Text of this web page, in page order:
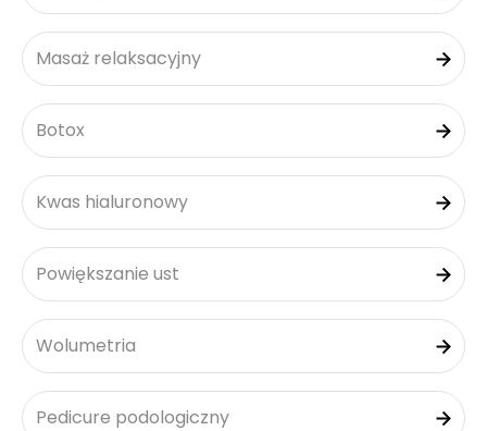
Masaż relaksacyjny
Botox
Kwas hialuronowy
Powiększanie ust
Wolumetria
Pedicure podologiczny